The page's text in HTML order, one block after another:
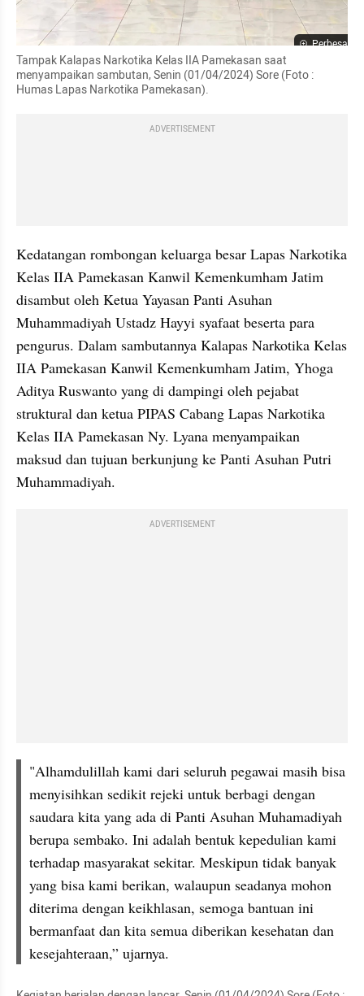
Perbesar
Tampak Kalapas Narkotika Kelas IIA Pamekasan saat
menyampaikan sambutan, Senin (01/04/2024) Sore (Foto :
Humas Lapas Narkotika Pamekasan).
ADVERTISEMENT
Kedatangan rombongan keluarga besar Lapas Narkotika
Kelas IIA Pamekasan Kanwil Kemenkumham Jatim
disambut oleh Ketua Yayasan Panti Asuhan
Muhammadiyah Ustadz Hayyi syafaat beserta para
pengurus. Dalam sambutannya Kalapas Narkotika Kelas
IIA Pamekasan Kanwil Kemenkumham Jatim, Yhoga
Aditya Ruswanto yang di dampingi oleh pejabat
struktural dan ketua PIPAS Cabang Lapas Narkotika
Kelas IIA Pamekasan Ny. Lyana menyampaikan
maksud dan tujuan berkunjung ke Panti Asuhan Putri
Muhammadiyah.
ADVERTISEMENT
"Alhamdulillah kami dari seluruh pegawai masih bisa
menyisihkan sedikit rejeki untuk berbagi dengan
saudara kita yang ada di Panti Asuhan Muhamadiyah
berupa sembako. Ini adalah bentuk kepedulian kami
terhadap masyarakat sekitar. Meskipun tidak banyak
yang bisa kami berikan, walaupun seadanya mohon
diterima dengan keikhlasan, semoga bantuan ini
bermanfaat dan kita semua diberikan kesehatan dan
kesejahteraan,” ujarnya.